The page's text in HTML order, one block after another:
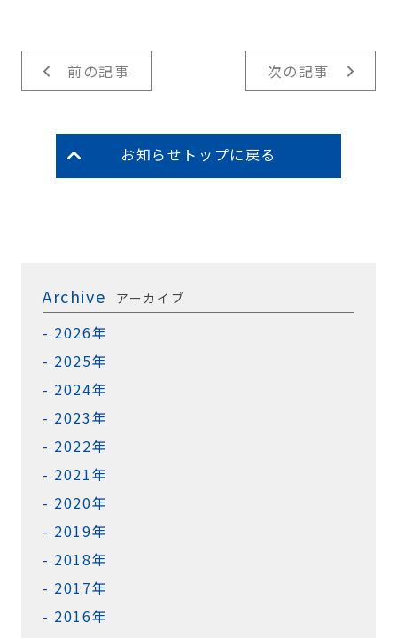
前の記事 次の記事
お知らせトップに戻る
Archive アーカイブ
2026年
2025年
2024年
2023年
2022年
2021年
2020年
2019年
2018年
2017年
2016年